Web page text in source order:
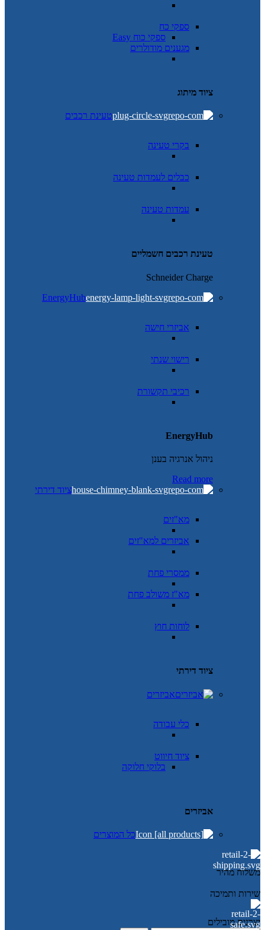
ספקי כח
ספקי כוח Easy
מגענים מודולרים
ציוד מיתוג
טעינת רכבים
בקרי טעינה
כבלים לעמדות טעינה
עמדות טעינה
טעינת רכבים חשמליים
Schneider Charge
EnergyHub
אביזרי חישה
רישוי שנתי
רכיבי תקשורת
EnergyHub
ניהול אנרגיה בענן
Read more
ציוד דירתי
מא"זים
אביזרים למא"זים
ממסרי פחת
מא"ז משולב פחת
לוחות חוץ
ציוד דירתי
אביזרים
כלי עבודה
ציוד חיווט
בלוקי חלוקה
אביזרים
כל המוצרים
משלוח מהיר
שירות ותמיכה
יצרנים מובילים